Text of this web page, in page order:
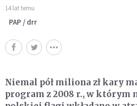
14 lat temu
PAP / drr
Niemal pół miliona zł kary
program z 2008 r., w